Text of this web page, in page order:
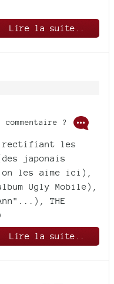
Lire la suite..
commentaire ?
rectifiant les
japonais
on les aime ici),
Ugly Mobile),
Ann"...), THE
Lire la suite..